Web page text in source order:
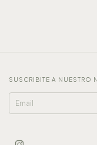
SUSCRIBITE A NUESTRO